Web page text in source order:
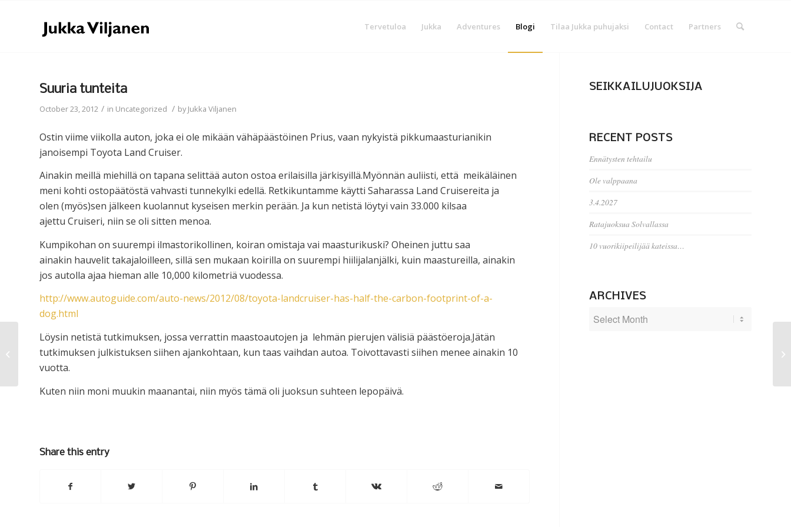
Tervetuloa Jukka Adventures Blogi Tilaa Jukka puhujaksi Contact Partners
Suuria tunteita
October 23, 2012 / in Uncategorized / byJukka Viljanen
Ostin viime viikolla auton, joka ei ole mikään vähäpäästöinen Prius, vaan nykyistä pikkumaasturianikin
janoisempi Toyota Land Cruiser.
Ainakin meillä miehillä on tapana selittää auton ostoa erilaisilla järkisyillä.Myönnän auliisti, että meikäläinen
meni kohti ostopäätöstä vahvasti tunnekylki edellä. Retkikuntamme käytti Saharassa Land Cruisereita ja
olen (myös)sen jälkeen kuolannut kyseisen merkin perään. Ja kun netistä löytyi vain 33.000 kilsaa
ajettu Cruiseri, niin se oli sitten menoa.
Kumpikohan on suurempi ilmastorikollinen, koiran omistaja vai maasturikuski? Oheinen juttu saa
ainakin hauvelit takajaloilleen, sillä sen mukaan koirilla on suurempi hiilijalanjälki, kuin maastureilla, ainakin
jos autolla ajaa hieman alle 10,000 kilometriä vuodessa.
http://www.autoguide.com/auto-news/2012/08/toyota-landcruiser-has-half-the-carbon-footprint-of-a-
dog.html
Löysin netistä tutkimuksen, jossa verrattin maastoautojen ja lehmän pierujen välisiä päästöeroja.Jätän
tutkimuksen julkistuksen siihen ajankohtaan, kun taas vaihdan autoa. Toivottavasti siihen menee ainakin 10
vuotta.
Kuten niin moni muukin maanantai, niin myös tämä oli juoksun suhteen lepopäivä.
Share this entry
SEIKKAILUJUOKSIJA
RECENT POSTS
Ennätysten tehtailu
Ole valppaana
3.4.2027
Ratajuoksua Solvallassa
10 vuorikiipeilijää kateissa…
ARCHIVES
Hittiala?